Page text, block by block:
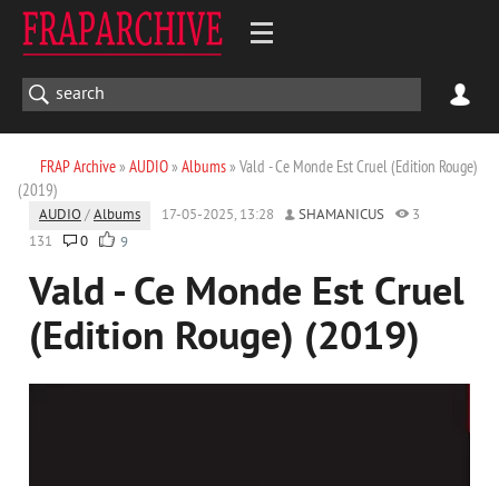
FRAP Archive» AUDIO» Albums» Vald - Ce Monde Est Cruel (Edition Rouge)
(2019)
AUDIO /Albums 17-05-2025, 13:28 SHAMANICUS
3
131
0 9
Vald - Ce Monde Est Cruel
(Edition Rouge) (2019)